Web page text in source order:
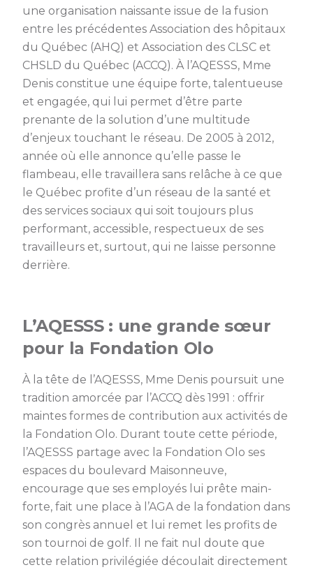
une organisation naissante issue de la fusion
entre les précédentes Association des hôpitaux
du Québec (AHQ) et Association des CLSC et
CHSLD du Québec (ACCQ). À l’AQESSS, Mme
Denis constitue une équipe forte, talentueuse
et engagée, qui lui permet d’être parte
prenante de la solution d’une multitude
d’enjeux touchant le réseau. De 2005 à 2012,
année où elle annonce qu’elle passe le
flambeau, elle travaillera sans relâche à ce que
le Québec profite d’un réseau de la santé et
des services sociaux qui soit toujours plus
performant, accessible, respectueux de ses
travailleurs et, surtout, qui ne laisse personne
derrière.
L’AQESSS : une grande sœur
pour la Fondation Olo
À la tête de l’AQESSS, Mme Denis poursuit une
tradition amorcée par l’ACCQ dès 1991 : offrir
maintes formes de contribution aux activités de
la Fondation Olo. Durant toute cette période,
l’AQESSS partage avec la Fondation Olo ses
espaces du boulevard Maisonneuve,
encourage que ses employés lui prête main-
forte, fait une place à l’AGA de la fondation dans
son congrès annuel et lui remet les profits de
son tournoi de golf. Il ne fait nul doute que
cette relation privilégiée découlait directement